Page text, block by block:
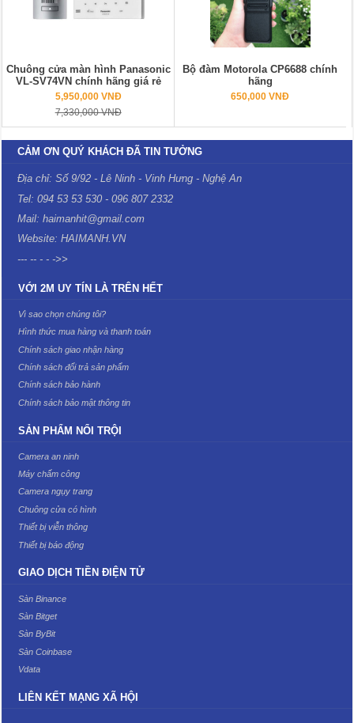
Chuông cửa màn hình Panasonic
VL-SV74VN chính hãng giá rẻ
5,950,000 VNĐ
7,330,000 VNĐ
Bộ đàm Motorola CP6688 chính
hãng
650,000 VNĐ
CẢM ƠN QUÝ KHÁCH ĐÃ TIN TƯỞNG
Địa chỉ: Số 9/92 - Lê Ninh - Vinh Hưng - Nghệ An
Tel: 094 53 53 530 - 096 807 2332
Mail: haimanhit@gmail.com
Website: HAIMANH.VN
--- -- - - ->>
VỚI 2M UY TÍN LÀ TRÊN HẾT
Vì sao chọn chúng tôi?
Hình thức mua hàng và thanh toán
Chính sách giao nhận hàng
Chính sách đổi trả sản phẩm
Chính sách bảo hành
Chính sách bảo mật thông tin
SẢN PHẨM NỔI TRỘI
Camera an ninh
Máy chấm công
Camera ngụy trang
Chuông cửa có hình
Thiết bị viễn thông
Thiết bị báo động
GIAO DỊCH TIỀN ĐIỆN TỬ
Sàn Binance
Sàn Bitget
Sàn ByBit
Sàn Coinbase
Vdata
LIÊN KẾT MẠNG XÃ HỘI